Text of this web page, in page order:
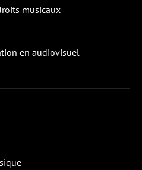
musicaux
en audiovisuel